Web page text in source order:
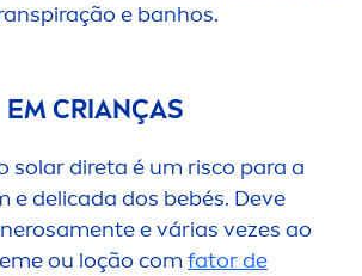
e banhos.
EM CRIANÇAS
solar direta é um risco para a
e delicada dos bebés. Deve
mente e várias vezes ao
ou loção com fator de